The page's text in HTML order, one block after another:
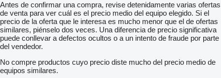
Antes de confirmar una compra, revise detenidamente varias ofertas
de venta para ver cuál es el precio medio del equipo elegido. Si el
precio de la oferta que le interesa es mucho menor que el de ofertas
similares, piénselo dos veces. Una diferencia de precio significativa
puede conllevar a defectos ocultos o a un intento de fraude por parte
del vendedor.
No compre productos cuyo precio diste mucho del precio medio de
equipos similares.